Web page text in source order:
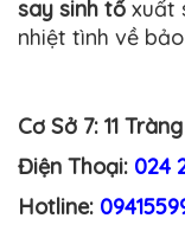
say sinh tố xuất
nhiệt tình về
Cơ Sở 7: 11
Điện Thoại: 024
Hotline: